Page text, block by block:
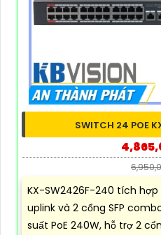
SWITCH 24 POE
KX-SW2426F-240 tích hợp
uplink và 2 cổng SFP
suất PoE 240W, hỗ trợ 2